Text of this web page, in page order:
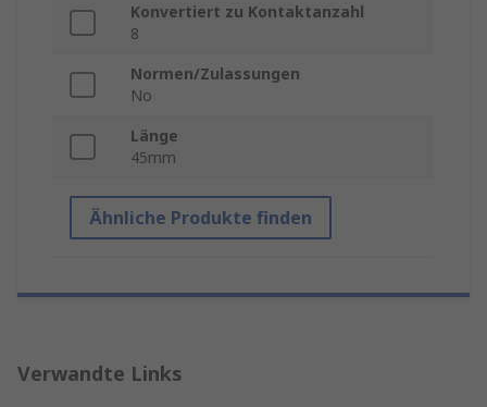
Konvertiert zu Kontaktanzahl
8
Normen/Zulassungen
No
Länge
45mm
Ähnliche Produkte finden
Verwandte Links